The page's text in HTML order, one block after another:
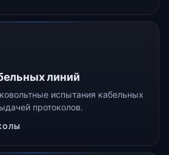
линий
испытания кабельных
протоколов.